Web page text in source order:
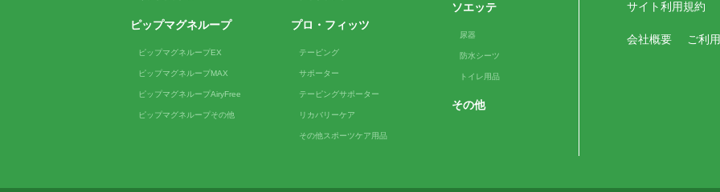
ピップマグネループ
ピップマグネループEX
ピップマグネループMAX
ピップマグネループAiryFree
ピップマグネループその他
プロ・フィッツ
テーピング
サポーター
テーピングサポーター
リカバリーケア
その他スポーツケア用品
ソエッテ
尿器
防水シーツ
トイレ用品
その他
サイト利用規約
会社概要 ご利